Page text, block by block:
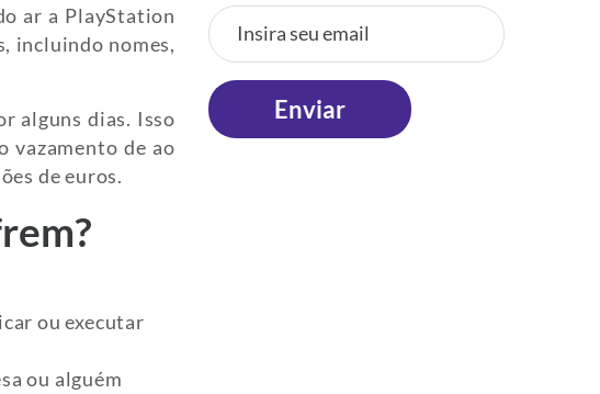
ar a PlayStation
incluindo nomes,
alguns dias. Isso
vazamento de ao
de euros.
ou executar
ou alguém